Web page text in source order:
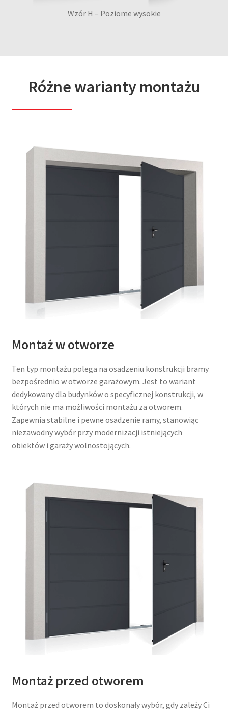
Wzór H – Poziome wysokie
Różne warianty montażu
Montaż w otworze
Ten typ montażu polega na osadzeniu konstrukcji bramy
bezpośrednio w otworze garażowym. Jest to wariant
dedykowany dla budynków o specyficznej konstrukcji, w
których nie ma możliwości montażu za otworem.
Zapewnia stabilne i pewne osadzenie ramy, stanowiąc
niezawodny wybór przy modernizacji istniejących
obiektów i garaży wolnostojących.
Montaż przed otworem
Montaż przed otworem to doskonały wybór, gdy zależy Ci